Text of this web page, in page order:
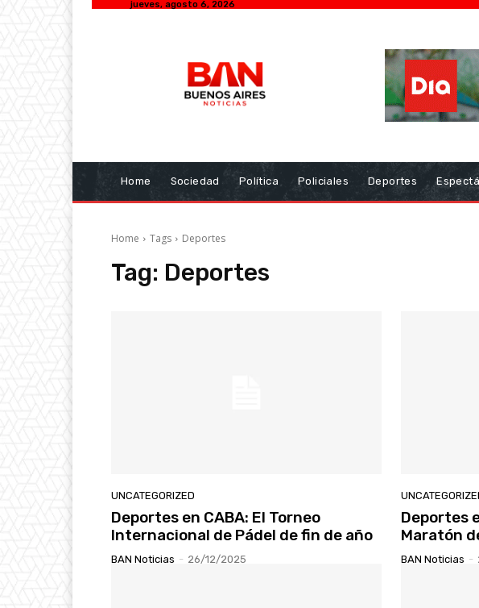
jueves, agosto 6, 2026
Home Sociedad Política Policiales Deportes
Home Tags Deportes
Tag: Deportes
UNCATEGORIZED
Deportes en CABA: El Torneo
Internacional de Pádel de fin de año
BAN Noticias - 26/12/2025
Deportes
Maratón
BAN Noticias -